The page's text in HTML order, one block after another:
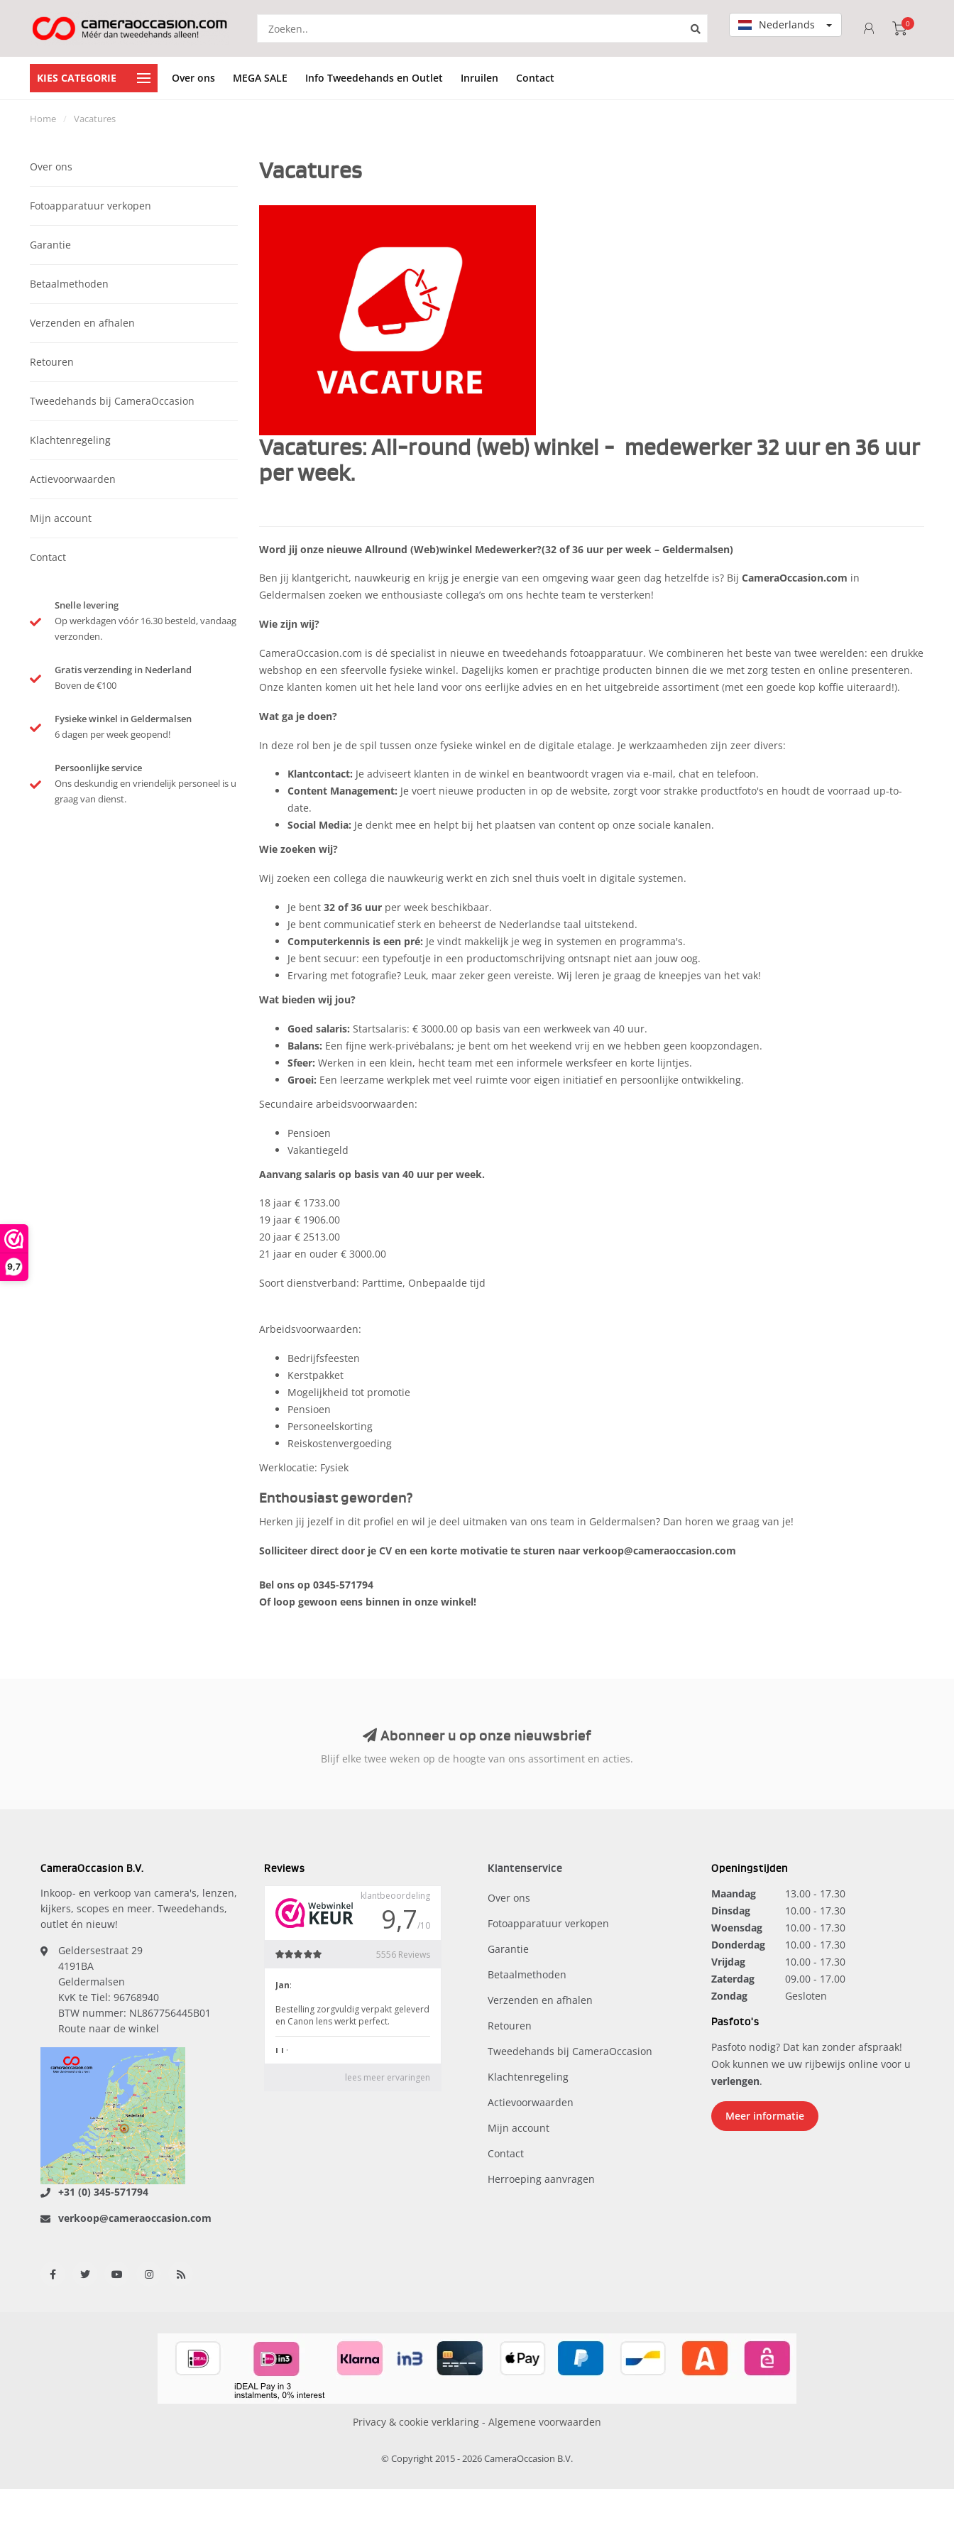
9,7
Nederlands 0
KIES CATEGORIE Over ons MEGA SALE Info Tweedehands en Outlet Inruilen Contact
Home / Vacatures
Over ons
Fotoapparatuur verkopen
Garantie
Betaalmethoden
Verzenden en afhalen
Retouren
Tweedehands bij CameraOccasion
Klachtenregeling
Actievoorwaarden
Mijn account
Contact
Snelle levering
Op werkdagen vóór 16.30 besteld, vandaag
verzonden.
Gratis verzending in Nederland
Boven de €100
Fysieke winkel in Geldermalsen
6 dagen per week geopend!
Persoonlijke service
Ons deskundig en vriendelijk personeel is u
graag van dienst.
Vacatures
Vacatures: All-round (web) winkel - medewerker 32 uur en 36 uur
per week.
Word jij onze nieuwe Allround (Web)winkel Medewerker?(32 of 36 uur per week – Geldermalsen)
Ben jij klantgericht, nauwkeurig en krijg je energie van een omgeving waar geen dag hetzelfde is? Bij CameraOccasion.com in
Geldermalsen zoeken we enthousiaste collega’s om ons hechte team te versterken!
Wie zijn wij?
CameraOccasion.com is dé specialist in nieuwe en tweedehands fotoapparatuur. We combineren het beste van twee werelden: een drukke
webshop en een sfeervolle fysieke winkel. Dagelijks komen er prachtige producten binnen die we met zorg testen en online presenteren.
Onze klanten komen uit het hele land voor ons eerlijke advies en en het uitgebreide assortiment (met een goede kop koffie uiteraard!).
Wat ga je doen?
In deze rol ben je de spil tussen onze fysieke winkel en de digitale etalage. Je werkzaamheden zijn zeer divers:
Klantcontact: Je adviseert klanten in de winkel en beantwoordt vragen via e-mail, chat en telefoon.
Content Management: Je voert nieuwe producten in op de website, zorgt voor strakke productfoto's en houdt de voorraad up-to-
date.
Social Media: Je denkt mee en helpt bij het plaatsen van content op onze sociale kanalen.
Wie zoeken wij?
Wij zoeken een collega die nauwkeurig werkt en zich snel thuis voelt in digitale systemen.
Je bent 32 of 36 uurper week beschikbaar.
Je bent communicatief sterk en beheerst de Nederlandse taal uitstekend.
Computerkennis is een pré: Je vindt makkelijk je weg in systemen en programma's.
Je bent secuur: een typefoutje in een productomschrijving ontsnapt niet aan jouw oog.
Ervaring met fotografie? Leuk, maar zeker geen vereiste. Wij leren je graag de kneepjes van het vak!
Wat bieden wij jou?
Goed salaris: Startsalaris: € 3000.00 op basis van een werkweek van 40 uur.
Balans: Een fijne werk-privébalans; je bent om het weekend vrij en we hebben geen koopzondagen.
Sfeer: Werken in een klein, hecht team met een informele werksfeer en korte lijntjes.
Groei: Een leerzame werkplek met veel ruimte voor eigen initiatief en persoonlijke ontwikkeling.
Secundaire arbeidsvoorwaarden:
Pensioen
Vakantiegeld
Aanvang salaris op basis van 40 uur per week.
18 jaar € 1733.00
19 jaar € 1906.00
20 jaar € 2513.00
21 jaar en ouder € 3000.00
Soort dienstverband: Parttime, Onbepaalde tijd
Arbeidsvoorwaarden:
Bedrijfsfeesten
Kerstpakket
Mogelijkheid tot promotie
Pensioen
Personeelskorting
Reiskostenvergoeding
Werklocatie: Fysiek
Enthousiast geworden?
Herken jij jezelf in dit profiel en wil je deel uitmaken van ons team in Geldermalsen? Dan horen we graag van je!
Solliciteer direct door je CV en een korte motivatie te sturen naar verkoop@cameraoccasion.com
Bel ons op 0345-571794
Of loop gewoon eens binnen in onze winkel!
Abonneer u op onze nieuwsbrief
Blijf elke twee weken op de hoogte van ons assortiment en acties.
CameraOccasion B.V.
Inkoop- en verkoop van camera's, lenzen,
kijkers, scopes en meer. Tweedehands,
outlet én nieuw!
Geldersestraat 29
4191BA
Geldermalsen
KvK te Tiel: 96768940
BTW nummer: NL867756445B01
Route naar de winkel
+31 (0) 345-571794
verkoop@cameraoccasion.com
Reviews Klantenservice
Over ons
Fotoapparatuur verkopen
Garantie
Betaalmethoden
Verzenden en afhalen
Retouren
Tweedehands bij CameraOccasion
Klachtenregeling
Actievoorwaarden
Mijn account
Contact
Herroeping aanvragen
Openingstijden
Maandag
13.00 - 17.30
Dinsdag
10.00 - 17.30
Woensdag
10.00 - 17.30
Donderdag
10.00 - 17.30
Vrijdag
10.00 - 17.30
Zaterdag
09.00 - 17.00
Zondag
Gesloten
Pasfoto's
Pasfoto nodig? Dat kan zonder afspraak!
Ook kunnen we uw rijbewijs online voor u
verlengen.
Meer informatie
Privacy & cookie verklaring - Algemene voorwaarden
© Copyright 2015 - 2026 CameraOccasion B.V.